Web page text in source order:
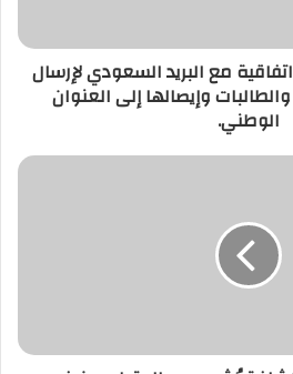
مع البريد السعودي لإرسال
وإيصالها إلى العنوان
الوطني.